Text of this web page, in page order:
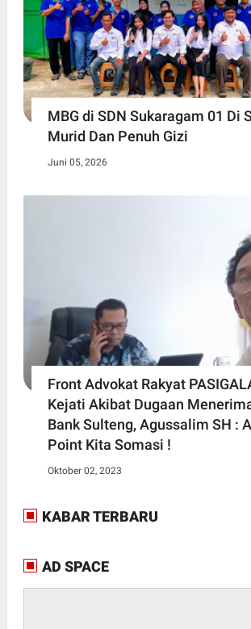
MBG di SDN Sukaragam 01 Di
Murid Dan Penuh Gizi
Juni 05, 2026
Front Advokat Rakyat
Kejati Akibat Dugaan
Bank Sulteng, Agussalim SH :
Point Kita Somasi !
Oktober 02, 2023
KABAR TERBARU
AD SPACE